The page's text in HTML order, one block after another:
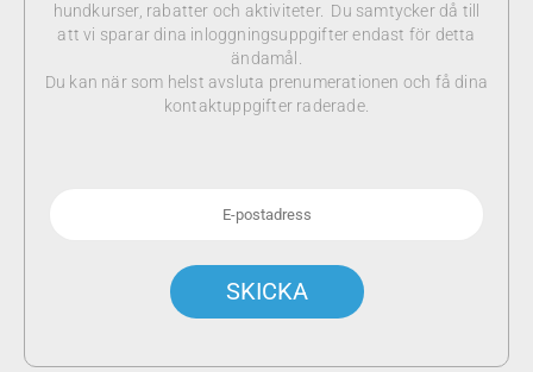
hundkurser, rabatter och aktiviteter. Du samtycker då till
att vi sparar dina inloggningsuppgifter endast för detta
ändamål.
Du kan när som helst avsluta prenumerationen och få dina
kontaktuppgifter raderade.